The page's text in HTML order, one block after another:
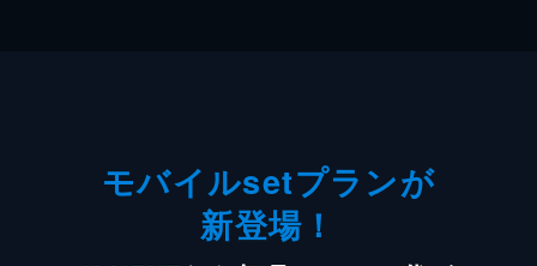
モバイルsetプランが
新登場！